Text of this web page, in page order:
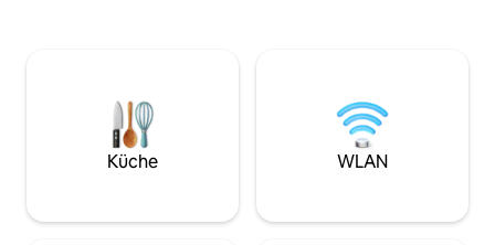
Badezimmer mit Fußbodenheizung,
Außendusche mit kaltem/heißem
Wasser. Privater Innenhof mit Grill (Gas).
Bettwäsche + Handtücher inklusive.
Rauchen ist nicht erlaubt. Schön, dass du
Lomma ist 13 km
Auto in weniger
erreichbar.
Küche WLAN